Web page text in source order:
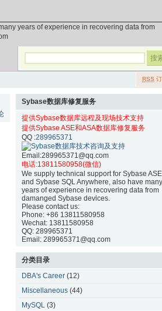
years of experience in recovering data from
RSS
Sybase数据库修复服务
提供Sybase数据库远程及现场技术支持
提供Sybase ASE和ASA数据库修复服务
QQ :289965371
Email:289965371@qq.com
电话:13811580958(微信)
We supply technical support for Sybase ASE
and Sybase SQL Anywhere, also have many
years of experience in recovering data from
damanged Sybase devices.
Please contact us:
Phone: +86 13811580958
Wechat: 13811580958
QQ: 289965371
Email: 289965371@qq.com
分类目录
DBA's Career (12)
Miscellaneous (44)
MySQL (3)